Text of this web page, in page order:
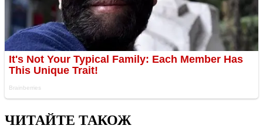
ЧИТАЙТЕ ТАКОЖ